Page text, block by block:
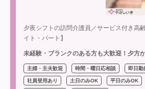
夕夜シフトの訪問介護員／サービス付き高
イト・パート】
未経験・ブランクのある方も大歓迎！夕方
主婦・主夫歓迎 時間・曜日応相談 即日勤
社員登用あり 土日のみOK 平日のみOK